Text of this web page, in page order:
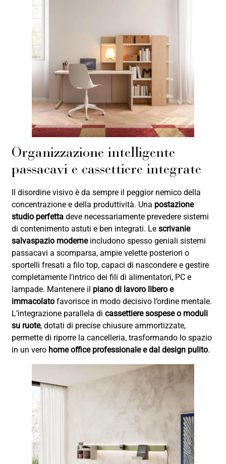
Organizzazione intelligente
passacavi e cassettiere integrate
Il disordine visivo è da sempre il peggior nemico della
concentrazione e della produttività. Una postazione
studio perfetta deve necessariamente prevedere sistemi
di contenimento astuti e ben integrati. Lescrivanie
salvaspazio moderneincludono spesso geniali sistemi
passacavi a scomparsa, ampie velette posteriori o
sportelli fresati a filo top, capaci di nascondere e gestire
completamente l’intrico dei fili di alimentatori, PC e
lampade. Mantenere il piano di lavoro libero e
immacolato favorisce in modo decisivo l’ordine mentale.
L’integrazione parallela dicassettiere sospese o moduli
su ruote, dotati di precise chiusure ammortizzate,
permette di riporre la cancelleria, trasformando lo spazio
in un vero home office professionale e dal design pulito.